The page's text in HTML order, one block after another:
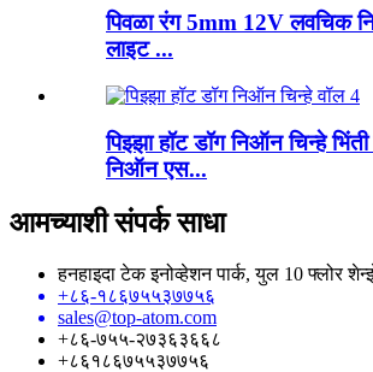
पिवळा रंग 5mm 12V लवचिक
लाइट ...
पिझ्झा हॉट डॉग निऑन चिन्हे
निऑन एस...
आमच्याशी संपर्क साधा
हनहाइदा टेक इनोव्हेशन पार्क, युल 10 फ्लोर
+८६-१८६७५५३७७५६
sales@top-atom.com
+८६-७५५-२७३६३६६८
+८६१८६७५५३७७५६